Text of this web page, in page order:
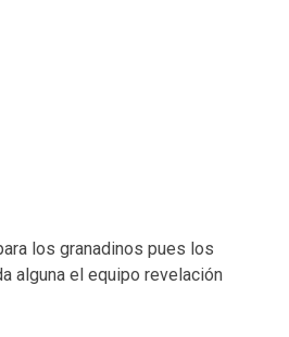
los granadinos pues los
alguna el equipo revelación